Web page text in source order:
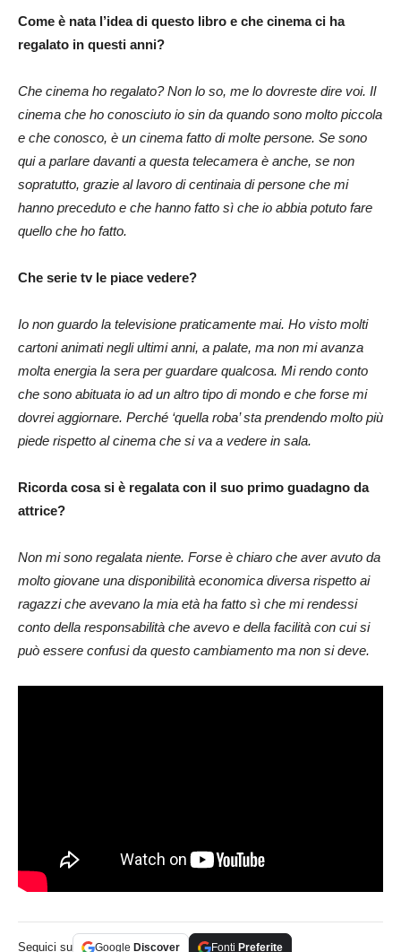
Come è nata l’idea di questo libro e che cinema ci ha
regalato in questi anni?
Che cinema ho regalato? Non lo so, me lo dovreste dire voi. Il
cinema che ho conosciuto io sin da quando sono molto piccola
e che conosco, è un cinema fatto di molte persone. Se sono
qui a parlare davanti a questa telecamera è anche, se non
sopratutto, grazie al lavoro di centinaia di persone che mi
hanno preceduto e che hanno fatto sì che io abbia potuto fare
quello che ho fatto.
Che serie tv le piace vedere?
Io non guardo la televisione praticamente mai. Ho visto molti
cartoni animati negli ultimi anni, a palate, ma non mi avanza
molta energia la sera per guardare qualcosa. Mi rendo conto
che sono abituata io ad un altro tipo di mondo e che forse mi
dovrei aggiornare. Perché ‘quella roba’ sta prendendo molto più
piede rispetto al cinema che si va a vedere in sala.
Ricorda cosa si è regalata con il suo primo guadagno da
attrice?
Non mi sono regalata niente. Forse è chiaro che aver avuto da
molto giovane una disponibilità economica diversa rispetto ai
ragazzi che avevano la mia età ha fatto sì che mi rendessi
conto della responsabilità che avevo e della facilità con cui si
può essere confusi da questo cambiamento ma non si deve.
Seguici su Google Discover Fonti Preferite